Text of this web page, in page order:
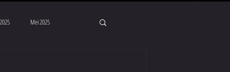
Mei 2025